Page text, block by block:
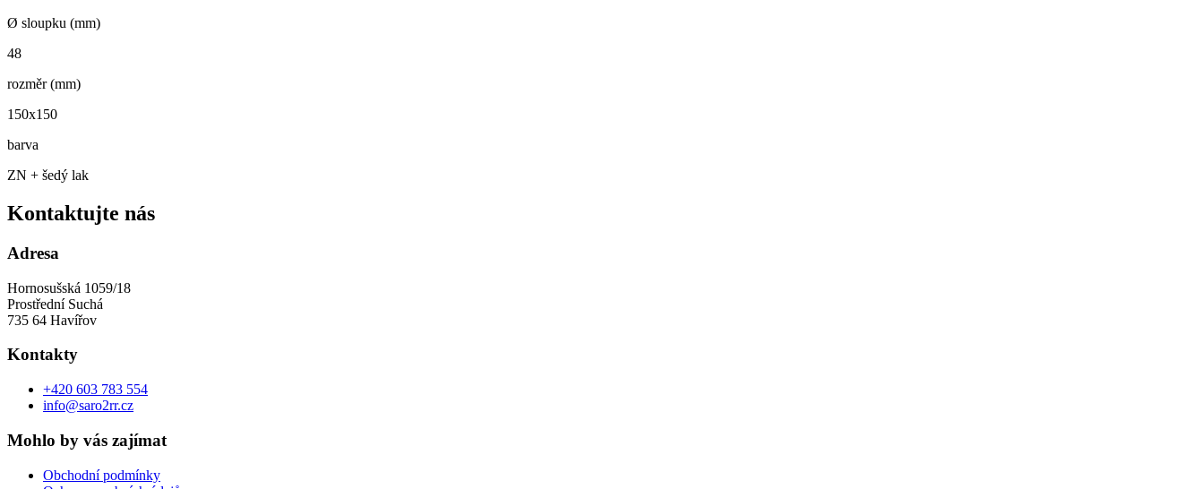
Ø sloupku (mm)
48
rozměr (mm)
150x150
barva
ZN + šedý lak
Kontaktujte nás
Adresa
Hornosušská 1059/18
Prostřední Suchá
735 64 Havířov
Kontakty
+420 603 783 554
info@saro2rr.cz
Mohlo by vás zajímat
Obchodní podmínky